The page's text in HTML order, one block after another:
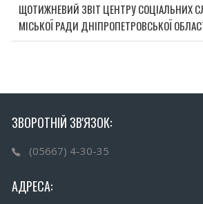
ЩОТИЖНЕВИЙ ЗВІТ ЦЕНТРУ СОЦІАЛЬНИХ
МІСЬКОЇ РАДИ ДНІПРОПЕТРОВСЬКОЇ
ЗВОРОТНІЙ ЗВ'ЯЗОК:
(05667) 4-30-35
АДРЕСА: